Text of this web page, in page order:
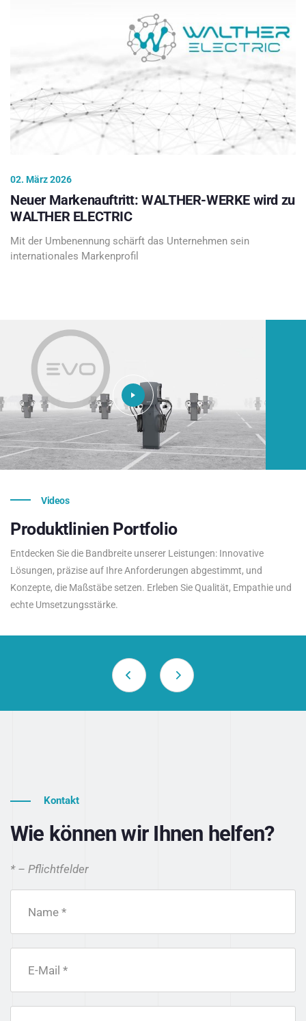
02. März 2026
Neuer Markenauftritt: WALTHER-WERKE wird zu
WALTHER ELECTRIC
Mit der Umbenennung schärft das Unternehmen sein
internationales Markenprofil
Videos
Produktlinien Portfolio
Entdecken Sie die Bandbreite unserer Leistungen: Innovative
Lösungen, präzise auf Ihre Anforderungen abgestimmt, und
Konzepte, die Maßstäbe setzen. Erleben Sie Qualität, Empathie und
echte Umsetzungsstärke.
Kontakt
Wie können wir Ihnen helfen?
* – Pflichtfelder
Name *
E-Mail *